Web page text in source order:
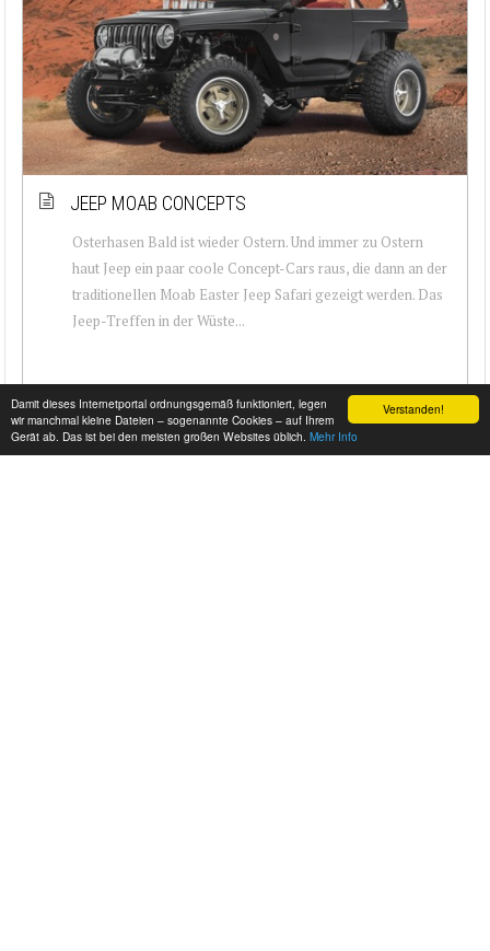
Verstanden!
Damit dieses Internetportal ordnungsgemäß funktioniert, legen
wir manchmal kleine Dateien – sogenannte Cookies – auf Ihrem
Gerät ab. Das ist bei den meisten großen Websites üblich. Mehr Info
JEEP MOAB CONCEPTS
Osterhasen Bald ist wieder Ostern. Und immer zu Ostern
haut Jeep ein paar coole Concept-Cars raus, die dann an der
traditionellen Moab Easter Jeep Safari gezeigt werden. Das
Jeep-Treffen in der Wüste...